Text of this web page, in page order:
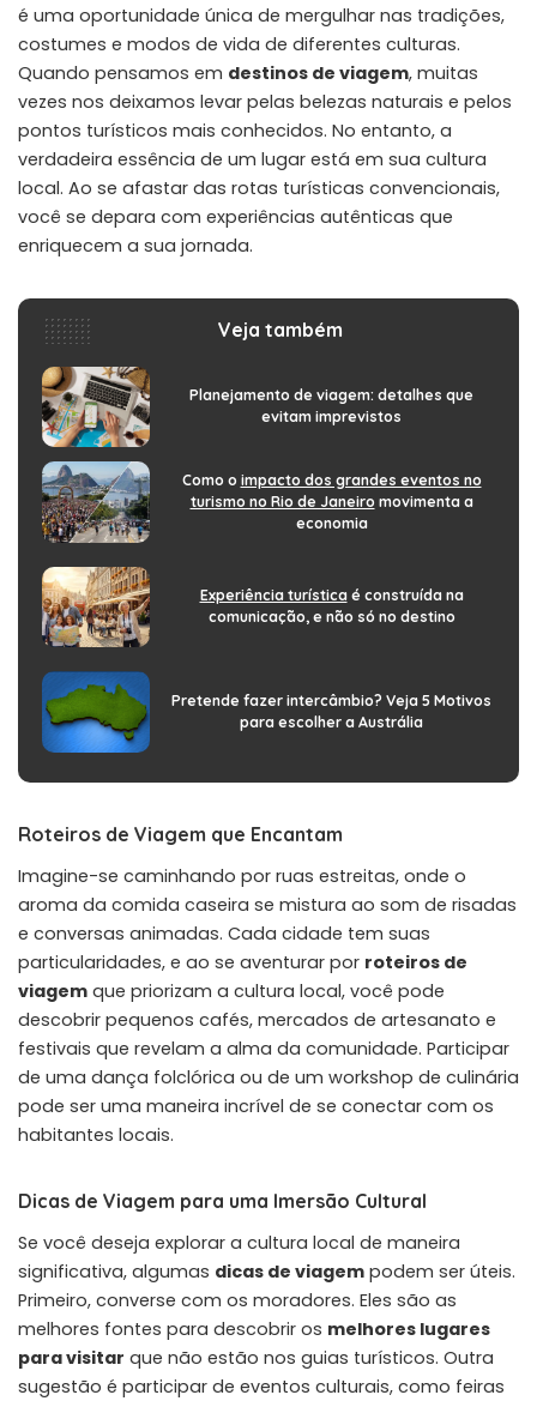
é uma oportunidade única de mergulhar nas tradições,
costumes e modos de vida de diferentes culturas.
Quando pensamos em destinos de viagem, muitas
vezes nos deixamos levar pelas belezas naturais e pelos
pontos turísticos mais conhecidos. No entanto, a
verdadeira essência de um lugar está em sua cultura
local. Ao se afastar das rotas turísticas convencionais,
você se depara com experiências autênticas que
enriquecem a sua jornada.
Veja também
Planejamento de viagem: detalhes que
evitam imprevistos
Como o impacto dos grandes eventos no
turismo no Rio de Janeiro movimenta a
economia
Experiência turísticaé construída na
comunicação, e não só no destino
Pretende fazer intercâmbio? Veja 5 Motivos
para escolher a Austrália
Roteiros de Viagem que Encantam
Imagine-se caminhando por ruas estreitas, onde o
aroma da comida caseira se mistura ao som de risadas
e conversas animadas. Cada cidade tem suas
particularidades, e ao se aventurar por roteiros de
viagem que priorizam a cultura local, você pode
descobrir pequenos cafés, mercados de artesanato e
festivais que revelam a alma da comunidade. Participar
de uma dança folclórica ou de um workshop de culinária
pode ser uma maneira incrível de se conectar com os
habitantes locais.
Dicas de Viagem para uma Imersão Cultural
Se você deseja explorar a cultura local de maneira
significativa, algumas dicas de viagem podem ser úteis.
Primeiro, converse com os moradores. Eles são as
melhores fontes para descobrir os melhores lugares
para visitar que não estão nos guias turísticos. Outra
sugestão é participar de eventos culturais, como feiras